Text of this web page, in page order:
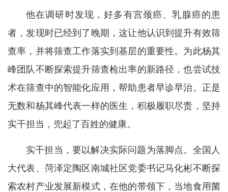
他在调研时发现，好多有宫颈癌、乳腺癌的患
者，发现时已经到了晚期，这让他认识到提升有效筛
查率，并将筛查工作落实到基层的重要性。为此杨其
峰团队不断探索提升筛查检出率的新路径，也尝试技
术在筛查中的智能化应用，帮助患者早诊早治。正是
无数和杨其峰代表一样的医生，积极履职尽责，坚持
实干担当，兜起了百姓的健康。
实干担当，要以解决实际问题为落脚点。全国人
大代表、菏泽定陶区南城社区党委书记马化彬不断探
索农村产业发展新模式，在他的带领下，当地食用菌